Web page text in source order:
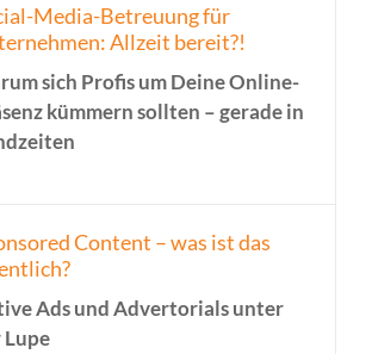
Media-Betreuung für
Allzeit bereit?!
sich Profis um Deine Online-
kümmern sollten – gerade in
Content – was ist das
Ads und Advertorials unter
Lupe